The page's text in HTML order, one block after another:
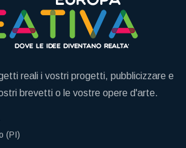
reali i vostri progetti, pubblicizzare e
brevetti o le vostre opere d'arte.
(PI)